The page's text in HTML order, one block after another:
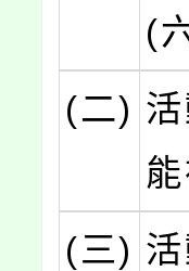
(
(二)
(三)